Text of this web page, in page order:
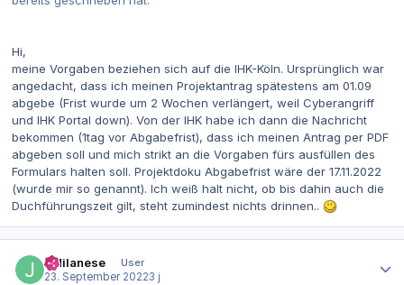
Hi,
meine Vorgaben beziehen sich auf die IHK-Köln. Ursprünglich war
angedacht, dass ich meinen Projektantrag spätestens am 01.09
abgebe (Frist wurde um 2 Wochen verlängert, weil Cyberangriff
und IHK Portal down). Von der IHK habe ich dann die Nachricht
bekommen (1tag vor Abgabefrist), dass ich meinen Antrag per PDF
abgeben soll und mich strikt an die Vorgaben fürs ausfüllen des
Formulars halten soll. Projektdoku Abgabefrist wäre der 17.11.2022
(wurde mir so genannt). Ich weiß halt nicht, ob bis dahin auch die
Duchführungszeit gilt, steht zumindest nichts drinnen..
JMilanese
User
23. September 20223 j